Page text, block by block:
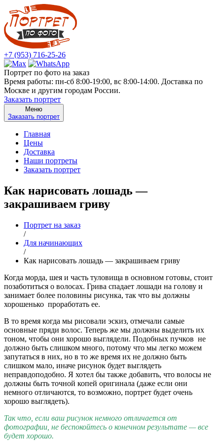
+7 (953) 716-25-26
Портрет по фото на заказ
Время работы: пн-сб 8:00-19:00, вс 8:00-14:00. Доставка по
Москве и другим городам России.
Заказать портрет
Меню
Заказать портрет
Главная
Цены
Доставка
Наши портреты
Заказать портрет
Как нарисовать лошадь —
закрашиваем гриву
Портрет на заказ
/
Для начинающих
/
Как нарисовать лошадь — закрашиваем гриву
Когда морда, шея и часть туловища в основном готовы, стоит
позаботиться о волосах. Грива спадает лошади на голову и
занимает более половины рисунка, так что вы должны
хорошенько проработать ее.
В то время когда мы рисовали эскиз, отмечали самые
основные пряди волос. Теперь же мы должны выделить их
тоном, чтобы они хорошо выглядели. Подобных пучков не
должно быть слишком много, потому что мы легко можем
запутаться в них, но в то же время их не должно быть
слишком мало, иначе рисунок будет выглядеть
неправдоподобно. Я хотел бы также добавить, что волосы не
должны быть точной копей оригинала (даже если они
немного отличаются, то возможно, портрет будет очень
хорошо выглядеть).
Так что, если ваш рисунок немного отличается от
фотографии, не беспокойтесь о конечном результате — все
будет хорошо.